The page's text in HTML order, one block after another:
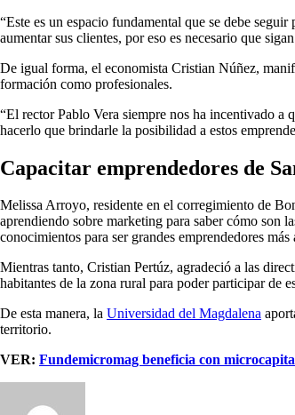
“Este es un espacio fundamental que se debe
aumentar sus clientes, por eso es necesario que
De igual forma, el economista Cristian Núñez,
formación como profesionales.
“El rector Pablo Vera siempre nos ha incentivado a
hacerlo que brindarle la posibilidad a estos
Capacitar emprendedores de
Melissa Arroyo, residente en el corregimiento de
aprendiendo sobre marketing para saber cómo son
conocimientos para ser grandes emprendedores más
Mientras tanto, Cristian Pertúz, agradeció a las
habitantes de la zona rural para poder participar de
De esta manera, la Universidad del Magdalena
territorio.
VER: Fundemicromag beneficia con